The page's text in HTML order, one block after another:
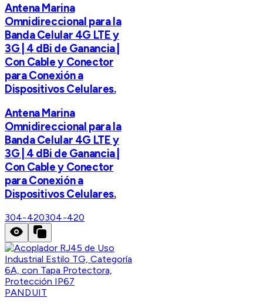
Antena Marina
Omnidireccional para la
Banda Celular 4G LTE y
3G | 4 dBi de Ganancia |
Con Cable y Conector
para Conexión a
Dispositivos Celulares.
Antena Marina
Omnidireccional para la
Banda Celular 4G LTE y
3G | 4 dBi de Ganancia |
Con Cable y Conector
para Conexión a
Dispositivos Celulares.
304-420304-420
PANDUIT